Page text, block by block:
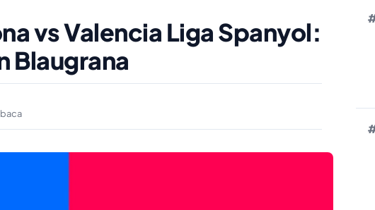
vs Valencia Liga Spanyol:
Blaugrana